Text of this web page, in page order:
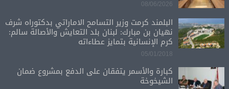
08/06/2026
البلمند كرمت وزير التسامح الاماراتي بدكتوراه شرف
نهيان بن مبارك: لبنان بلد التعايش والأصالة سالم:
كرم الإنسانية بتمايز عطاءاته
05/01/2018
كبارة والأسمر يتفقان على الدفع بمشروع ضمان
الشيخوخة